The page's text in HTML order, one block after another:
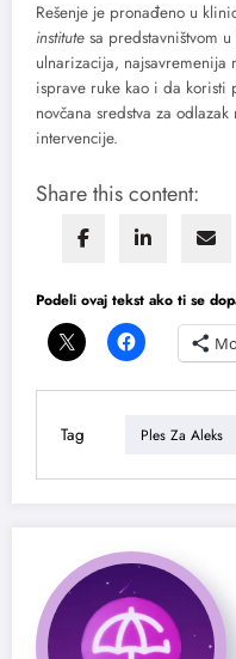
Rešenje je pronađeno u
institute sa predstavništvom
ulnarizacija, najsavremenija
isprave ruke kao i da koristi
novčana sredstva za
intervencije.
Share this content:
Podeli ovaj tekst ako ti se
Tag Ples Za Aleks